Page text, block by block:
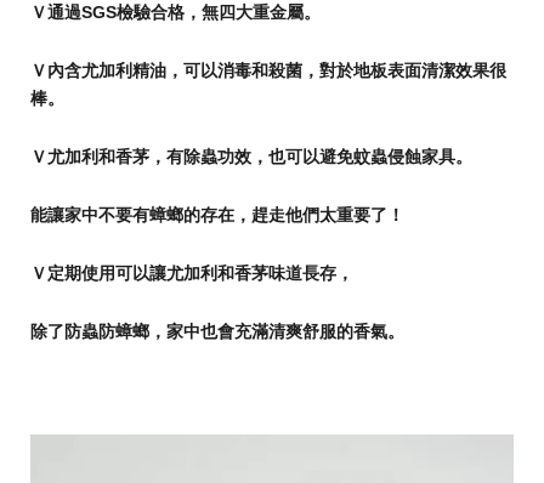
Ｖ通過SGS檢驗合格，無四大重金屬。
Ｖ內含尤加利精油，可以消毒和殺菌，對於地板表面清潔效果很
棒。
Ｖ尤加利和香茅，有除蟲功效，也可以避免蚊蟲侵蝕家具。
能讓家中不要有蟑螂的存在，趕走他們太重要了！
Ｖ定期使用可以讓尤加利和香茅味道長存，
除了防蟲防蟑螂，家中也會充滿清爽舒服的香氣。